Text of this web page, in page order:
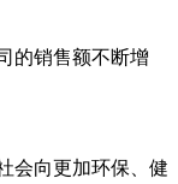
的销售额不断增
会向更加环保、健